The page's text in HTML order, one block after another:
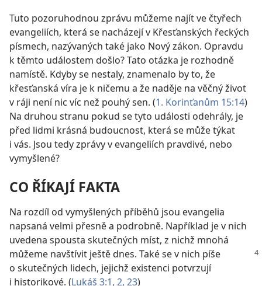
Tuto pozoruhodnou zprávu můžeme najít ve čtyřech
evangeliích, která se nacházejí v Křesťanských řeckých
písmech, nazývaných také jako Nový zákon. Opravdu
k těmto událostem došlo? Tato otázka je rozhodně
namístě. Kdyby se nestaly, znamenalo by to, že
křesťanská víra je k ničemu a že naděje na věčný život
v ráji není nic víc než pouhý sen. (1. Korinťanům 15:14)
Na druhou stranu pokud se tyto události odehrály, je
před lidmi krásná budoucnost, která se může týkat
i vás. Jsou tedy zprávy v evangeliích pravdivé, nebo
vymyšlené?
CO ŘÍKAJÍ FAKTA
Na rozdíl od vymyšlených příběhů jsou evangelia
napsaná velmi přesně a podrobně. Například je v nich
uvedena spousta skutečných míst, z nichž mnohá
můžeme navštívit ještě dnes. Také se v nich píše
o skutečných lidech, jejichž existenci potvrzují
i historikové. (Lukáš 3:1, 2, 23)